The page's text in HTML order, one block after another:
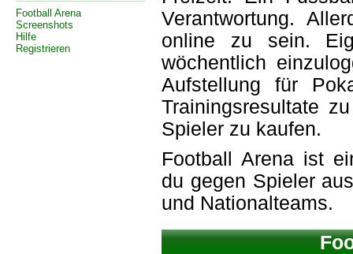
Football Arena
Screenshots
Hilfe
Registrieren
Verantwortung.
online zu sein.
wöchentlich
Aufstellung für
Trainingsresultate
Spieler zu kaufen.
Football Arena ist
du gegen Spieler
und Nationalteams.